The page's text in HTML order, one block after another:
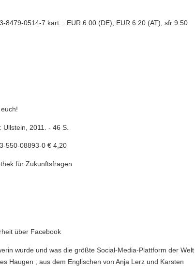
8479-0514-7 kart. : EUR 6.00 (DE), EUR 6.20 (AT), sfr 9.50
2011. - 46 S.
550-08893-0 € 4,20
für Zukunftsfragen
über Facebook
wurde und was die größte Social-Media-Plattform der Welt
Haugen ; aus dem Englischen von Anja Lerz und Karsten